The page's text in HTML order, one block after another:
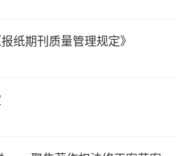
纸期刊质量管理规定》